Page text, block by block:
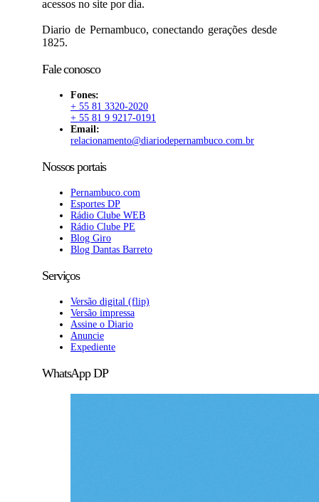
acessos no site por dia.
Diario de Pernambuco, conectando gerações desde
1825.
Fale conosco
Fones:
+ 55 81 3320-2020
+ 55 81 9 9217-0191
Email:
relacionamento@diariodepernambuco.com.br
Nossos portais
Pernambuco.com
Esportes DP
Rádio Clube WEB
Rádio Clube PE
Blog Giro
Blog Dantas Barreto
Serviços
Versão digital (flip)
Versão impressa
Assine o Diario
Anuncie
Expediente
WhatsApp DP